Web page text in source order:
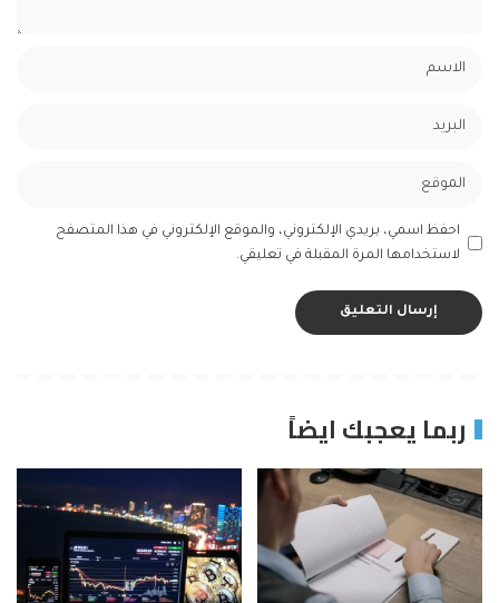
احفظ اسمي، بريدي الإلكتروني، والموقع الإلكتروني في هذا المتصفح
لاستخدامها المرة المقبلة في تعليقي.
ربما يعجبك ايضاً